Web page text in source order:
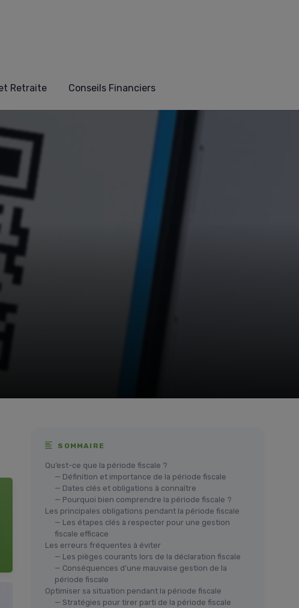
Retraite Conseils Financiers
SOMMAIRE
Qu’est-ce que la période fiscale ?
— Définition et importance de la période fiscale
— Dates clés et obligations à connaître
— Pourquoi bien comprendre la période fiscale ?
Les principales obligations pendant la période fiscale
— Les étapes clés à respecter pour une gestion
fiscale efficace
Les erreurs fréquentes à éviter
— Les pièges courants lors de la déclaration fiscale
— Conséquences d’une mauvaise gestion de la
période fiscale
Optimiser sa situation pendant la période fiscale
— Stratégies pour tirer parti de la période fiscale